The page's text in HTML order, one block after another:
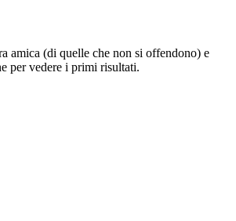
amica (di quelle che non si offendono) e
per vedere i primi risultati.